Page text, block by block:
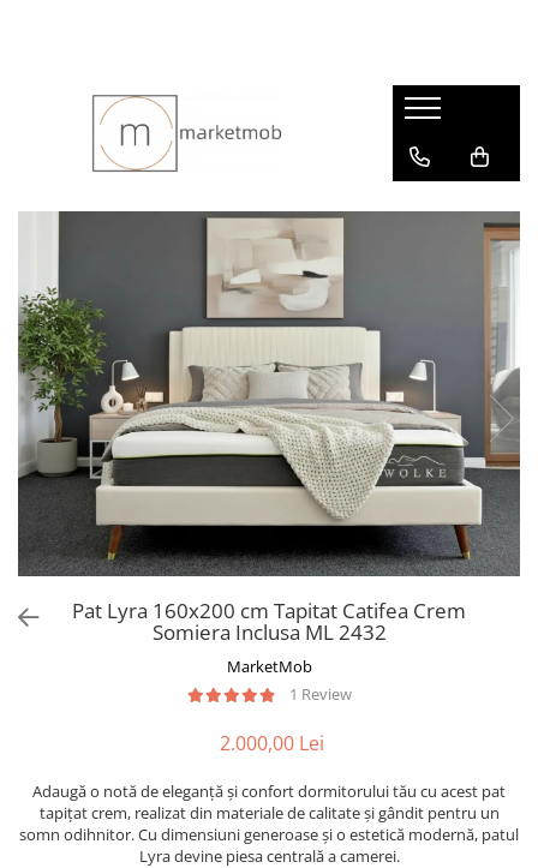
Pat Lyra 160x200 cm Tapitat Catifea Crem
Somiera Inclusa ML 2432
MarketMob
1 Review
2.000,00 Lei
Adaugă o notă de eleganță și confort dormitorului tău cu acest pat
tapițat crem, realizat din materiale de calitate și gândit pentru un
somn odihnitor. Cu dimensiuni generoase și o estetică modernă, patul
Lyra devine piesa centrală a camerei.